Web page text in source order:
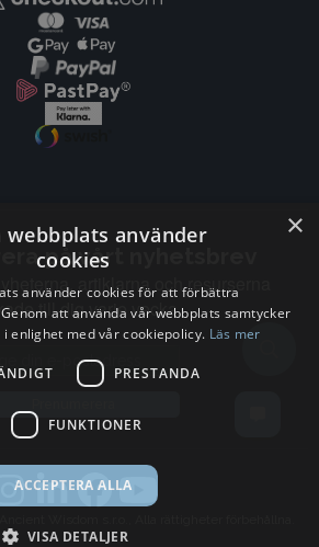
på vårt nyhetsbrev
artiklarna och resurserna
till dig varje vecka.
×
webbplats använder
cookies
använder cookies för att förbättra
att använda vår webbplats samtycker
enlighet med vår cookiepolicy. Läs mer
PRESTANDA
FUNKTIONER
ACCEPTERA ALLA
VISA DETALJER